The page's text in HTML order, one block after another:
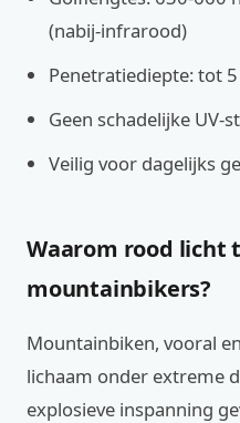
(nabij-infrarood)
Penetratiediepte: tot
Geen schadelijke UV-
Veilig voor dagelijks
Waarom rood licht
mountainbikers?
Mountainbiken, vooral
lichaam onder extreme
explosieve inspanning